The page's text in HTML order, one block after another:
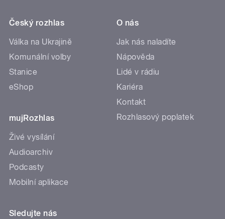
Český rozhlas
Válka na Ukrajině
Komunální volby
Stanice
eShop
mujRozhlas
Živé vysílání
Audioarchiv
Podcasty
Mobilní aplikace
O nás
Jak nás naladíte
Nápověda
Lidé v rádiu
Kariéra
Kontakt
Rozhlasový poplatek
Sledujte nás